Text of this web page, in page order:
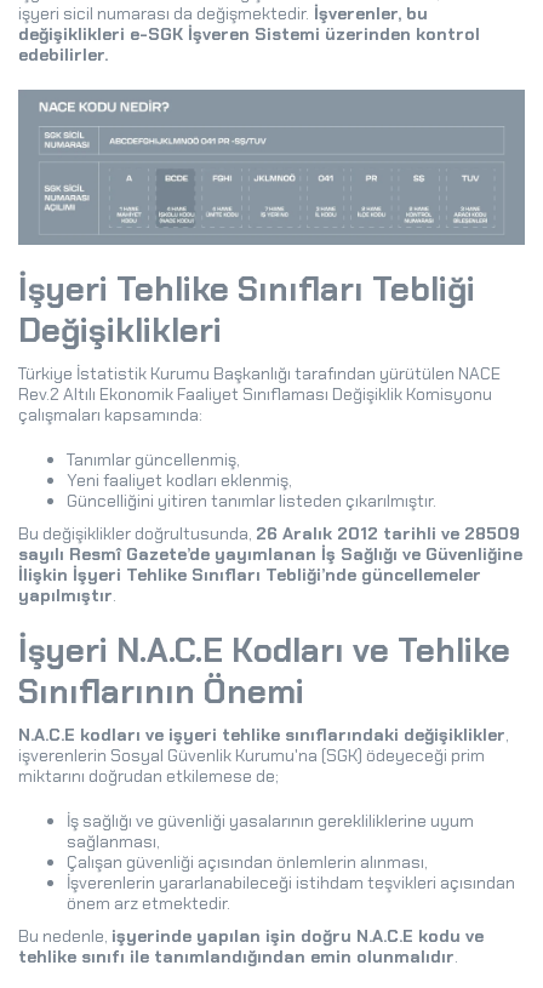
işyeri sicil numarası da değişmektedir. İşverenler, bu
değişiklikleri e-SGK İşveren Sistemi üzerinden kontrol
edebilirler.
İşyeri Tehlike Sınıfları Tebliği
Değişiklikleri
Türkiye İstatistik Kurumu Başkanlığı tarafından yürütülen NACE
Rev.2 Altılı Ekonomik Faaliyet Sınıflaması Değişiklik Komisyonu
çalışmaları kapsamında:
Tanımlar güncellenmiş,
Yeni faaliyet kodları eklenmiş,
Güncelliğini yitiren tanımlar listeden çıkarılmıştır.
Bu değişiklikler doğrultusunda, 26 Aralık 2012 tarihli ve 28509
sayılı Resmî Gazete’de yayımlanan İş Sağlığı ve Güvenliğine
İlişkin İşyeri Tehlike Sınıfları Tebliği’nde güncellemeler
yapılmıştır.
İşyeri N.A.C.E Kodları ve Tehlike
Sınıflarının Önemi
N.A.C.E kodları ve işyeri tehlike sınıflarındaki değişiklikler,
işverenlerin Sosyal Güvenlik Kurumu'na (SGK) ödeyeceği prim
miktarını doğrudan etkilemese de;
İş sağlığı ve güvenliği yasalarının gerekliliklerine uyum
sağlanması,
Çalışan güvenliği açısından önlemlerin alınması,
İşverenlerin yararlanabileceği istihdam teşvikleri açısından
önem arz etmektedir.
Bu nedenle, işyerinde yapılan işin doğru N.A.C.E kodu ve
tehlike sınıfı ile tanımlandığından emin olunmalıdır.